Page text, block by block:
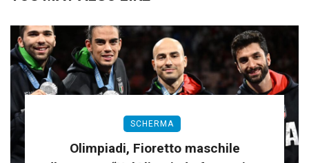
SCHERMA
Olimpiadi, Fioretto maschile